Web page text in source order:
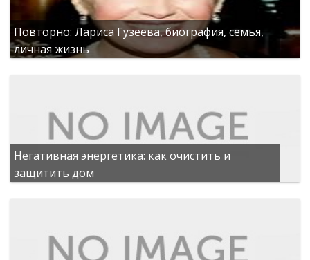
Повторно: Лариса Гузеева, биография, семья,
личная жизнь
Негативная энергетика: как очистить и
защитить дом